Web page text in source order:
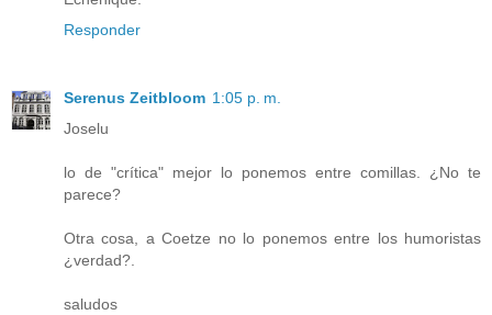
Responder
Serenus Zeitbloom 1:05 p. m.
Joselu
lo de "crítica" mejor lo ponemos entre comillas. ¿No te
parece?
Otra cosa, a Coetze no lo ponemos entre los humoristas
¿verdad?.
saludos